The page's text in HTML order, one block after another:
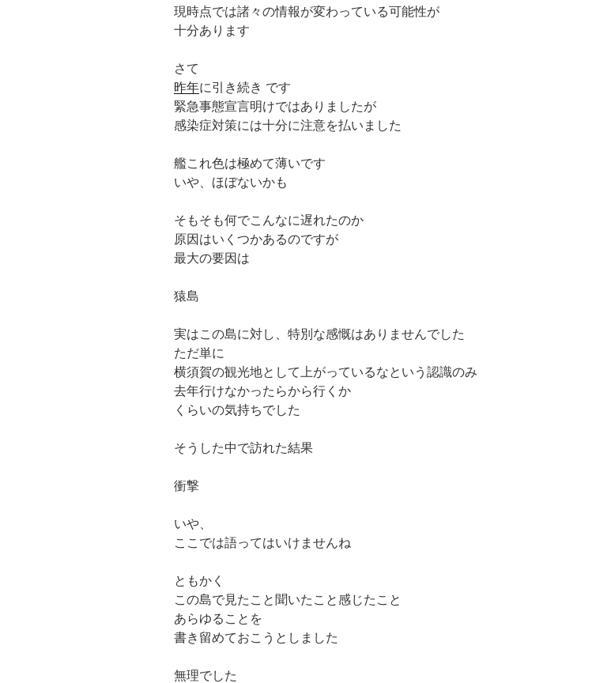
現時点では諸々の情報が変わっている可能性が
十分あります
さて
昨年に引き続き です
緊急事態宣言明けではありましたが
感染症対策には十分に注意を払いました
艦これ色は極めて薄いです
いや、ほぼないかも
そもそも何でこんなに遅れたのか
原因はいくつかあるのですが
最大の要因は
猿島
実はこの島に対し、特別な感慨はありませんでした
ただ単に
横須賀の観光地として上がっているなという認識のみ
去年行けなかったらから行くか
くらいの気持ちでした
そうした中で訪れた結果
衝撃
いや、
ここでは語ってはいけませんね
ともかく
この島で見たこと聞いたこと感じたこと
あらゆることを
書き留めておこうとしました
無理でした